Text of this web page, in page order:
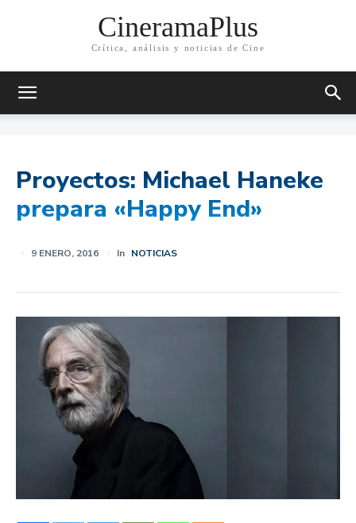
CineramaPlus
Crítica, análisis y noticias de Cine
Proyectos: Michael Haneke
prepara «Happy End»
9 ENERO, 2016 In NOTICIAS